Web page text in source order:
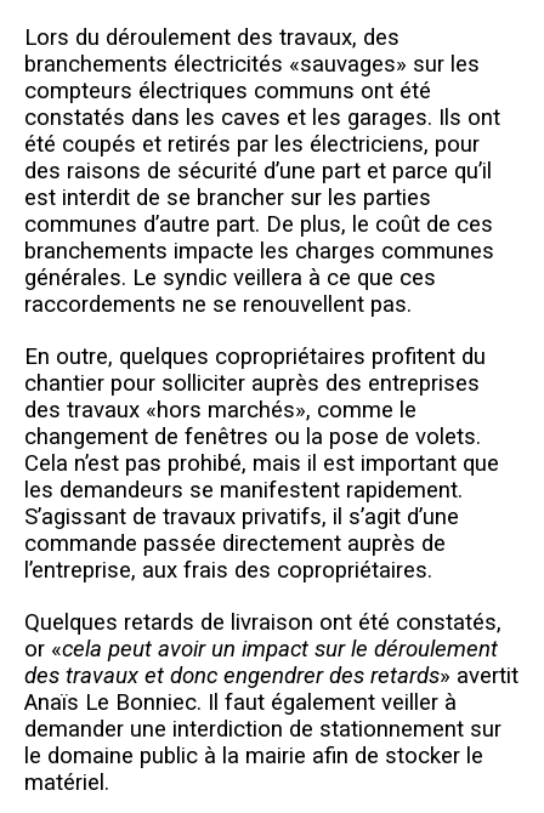
Lors du déroulement des travaux, des
branchements électricités «sauvages» sur les
compteurs électriques communs ont été
constatés dans les caves et les garages. Ils ont
été coupés et retirés par les électriciens, pour
des raisons de sécurité d’une part et parce qu’il
est interdit de se brancher sur les parties
communes d’autre part. De plus, le coût de ces
branchements impacte les charges communes
générales. Le syndic veillera à ce que ces
raccordements ne se renouvellent pas.
En outre, quelques copropriétaires profitent du
chantier pour solliciter auprès des entreprises
des travaux «hors marchés», comme le
changement de fenêtres ou la pose de volets.
Cela n’est pas prohibé, mais il est important que
les demandeurs se manifestent rapidement.
S’agissant de travaux privatifs, il s’agit d’une
commande passée directement auprès de
l’entreprise, aux frais des copropriétaires.
Quelques retards de livraison ont été constatés,
or «cela peut avoir un impact sur le déroulement
des travaux et donc engendrer des retards» avertit
Anaïs Le Bonniec. Il faut également veiller à
demander une interdiction de stationnement sur
le domaine public à la mairie afin de stocker le
matériel.